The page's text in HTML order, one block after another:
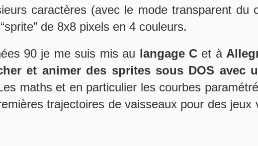
caractères (avec le mode transparent du
de 8x8 pixels en 4 couleurs.
90 je me suis mis au langage Cet à
et animer des sprites sous DOS avec
maths et en particulier les courbes
trajectoires de vaisseaux pour des jeux